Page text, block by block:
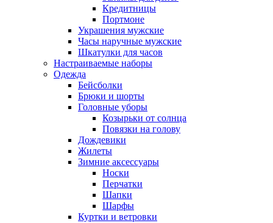
Кредитницы
Портмоне
Украшения мужские
Часы наручные мужские
Шкатулки для часов
Настраиваемые наборы
Одежда
Бейсболки
Брюки и шорты
Головные уборы
Козырьки от солнца
Повязки на голову
Дождевики
Жилеты
Зимние аксессуары
Носки
Перчатки
Шапки
Шарфы
Куртки и ветровки